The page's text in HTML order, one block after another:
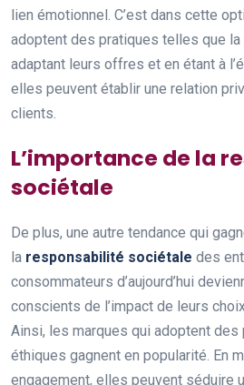
lien émotionnel. C’est dans cette
adoptent des pratiques telles que la
adaptant leurs offres et en étant à
elles peuvent établir une relation
clients.
L’importance de la
sociétale
De plus, une autre tendance qui
la responsabilité sociétale des
consommateurs d’aujourd’hui
conscients de l’impact de leurs
Ainsi, les marques qui adoptent
éthiques gagnent en popularité. En
engagement, elles peuvent séduire